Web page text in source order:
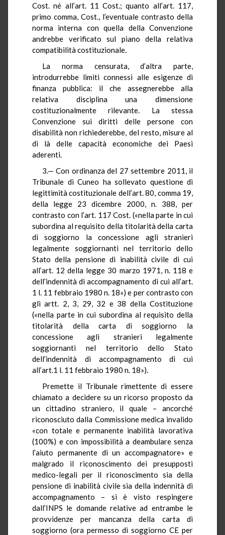
Cost. né all’art. 11 Cost.; quanto all’art. 117,
primo comma, Cost., l’eventuale contrasto della
norma interna con quella della Convenzione
andrebbe verificato sul piano della relativa
compatibilità costituzionale.
La norma censurata, d’altra parte,
introdurrebbe limiti connessi alle esigenze di
finanza pubblica: il che assegnerebbe alla
relativa disciplina una dimensione
costituzionalmente rilevante. La stessa
Convenzione sui diritti delle persone con
disabilità non richiederebbe, del resto, misure al
di là delle capacità economiche dei Paesi
aderenti.
3.— Con ordinanza del 27 settembre 2011, il
Tribunale di Cuneo ha sollevato questione di
legittimità costituzionale dell’art. 80, comma 19,
della legge 23 dicembre 2000, n. 388, per
contrasto con l’art. 117 Cost. («nella parte in cui
subordina al requisito della titolarità della carta
di soggiorno la concessione agli stranieri
legalmente soggiornanti nel territorio dello
Stato della pensione di inabilità civile di cui
all’art. 12 della legge 30 marzo 1971, n. 118 e
dell’indennità di accompagnamento di cui all’art.
1 l. 11 febbraio 1980 n. 18») e per contrasto con
gli artt. 2, 3, 29, 32 e 38 della Costituzione
(«nella parte in cui subordina al requisito della
titolarità della carta di soggiorno la
concessione agli stranieri legalmente
soggiornanti nel territorio dello Stato
dell’indennità di accompagnamento di cui
all’art.1 l. 11 febbraio 1980 n. 18»).
Premette il Tribunale rimettente di essere
chiamato a decidere su un ricorso proposto da
un cittadino straniero, il quale – ancorché
riconosciuto dalla Commissione medica invalido
«con totale e permanente inabilità lavorativa
(100%) e con impossibilità a deambulare senza
l’aiuto permanente di un accompagnatore» e
malgrado il riconoscimento dei presupposti
medico-legali per il riconoscimento sia della
pensione di inabilità civile sia della indennità di
accompagnamento – si è visto respingere
dall’INPS le domande relative ad entrambe le
provvidenze per mancanza della carta di
soggiorno (ora permesso di soggiorno CE per